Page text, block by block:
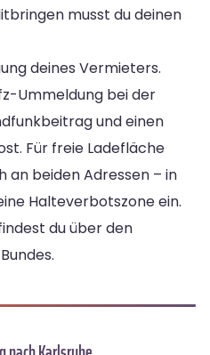
musst du deinen
deines Vermieters.
Ummeldung bei der
und einen
Für freie Ladefläche
an beiden Adressen – in
Halteverbotszone ein.
du über den